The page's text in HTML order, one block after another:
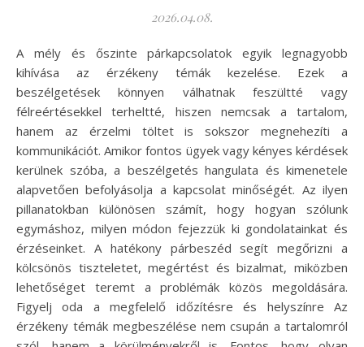
2026.04.08.
A mély és őszinte párkapcsolatok egyik legnagyobb
kihívása az érzékeny témák kezelése. Ezek a
beszélgetések könnyen válhatnak feszültté vagy
félreértésekkel terheltté, hiszen nemcsak a tartalom,
hanem az érzelmi töltet is sokszor megnehezíti a
kommunikációt. Amikor fontos ügyek vagy kényes kérdések
kerülnek szóba, a beszélgetés hangulata és kimenetele
alapvetően befolyásolja a kapcsolat minőségét. Az ilyen
pillanatokban különösen számít, hogy hogyan szólunk
egymáshoz, milyen módon fejezzük ki gondolatainkat és
érzéseinket. A hatékony párbeszéd segít megőrizni a
kölcsönös tiszteletet, megértést és bizalmat, miközben
lehetőséget teremt a problémák közös megoldására.
Figyelj oda a megfelelő időzítésre és helyszínre Az
érzékeny témák megbeszélése nem csupán a tartalomról